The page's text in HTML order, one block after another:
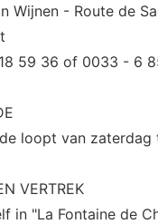
Wijnen - Route de
59 36 of 0033 - 6
loopt van
VERTREK
in "La Fontaine de